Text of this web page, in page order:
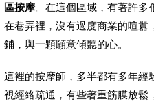
區按摩。在這個區域，有著許多
在巷弄裡，沒有過度商業的喧
鋪，與一顆願意傾聽的心。
這裡的按摩師，多半都有多年
視經絡疏通，有些著重筋膜放